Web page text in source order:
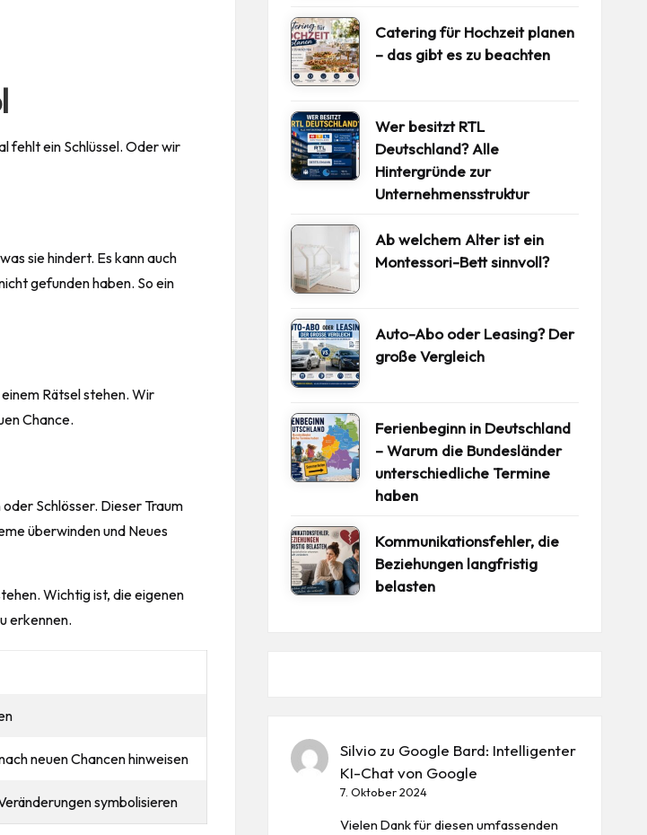
fehlt ein Schlüssel. Oder wir
sie hindert. Es kann auch
gefunden haben. So ein
Rätsel stehen. Wir
Chance.
Schlösser. Dieser Traum
überwinden und Neues
Wichtig ist, die eigenen
erkennen.
neuen Chancen hinweisen
symbolisieren
Catering für Hochzeit planen
– das gibt es zu beachten
Wer besitzt RTL
Deutschland? Alle
Hintergründe zur
Unternehmensstruktur
Ab welchem Alter ist ein
Montessori-Bett sinnvoll?
Auto-Abo oder Leasing? Der
große Vergleich
Ferienbeginn in Deutschland
– Warum die Bundesländer
unterschiedliche Termine
haben
Kommunikationsfehler, die
Beziehungen langfristig
belasten
Silvio zu Google Bard: Intelligenter
KI-Chat von Google
7. Oktober 2024
Vielen Dank für diesen umfassenden